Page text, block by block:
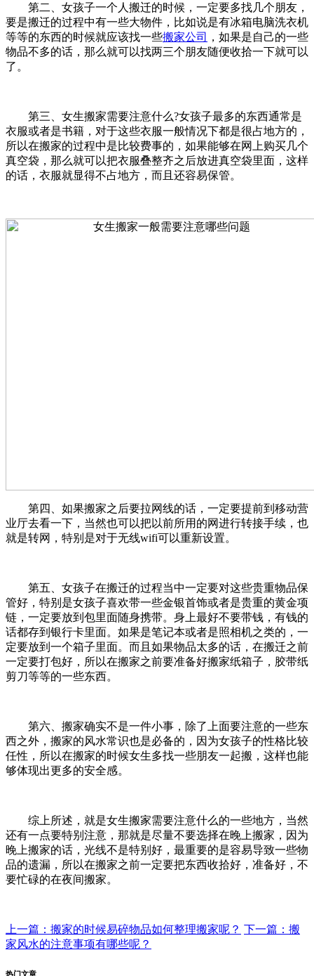
第二、女孩子一个人搬迁的时候，一定要多找几个朋友，
要是搬迁的过程中有一些大物件，比如说是有冰箱电脑洗衣机
等等的东西的时候就应该找一些搬家公司
，如果是自己的一些
物品不多的话，那么就可以找两三个朋友随便收拾一下就可以
了。
第三、女生搬家需要注意什么?女孩子最多的东西通常是
衣服或者是书籍，对于这些衣服一般情况下都是很占地方的，
所以在搬家的过程中是比较费事的，如果能够在网上购买几个
真空袋，那么就可以把衣服叠整齐之后放进真空袋里面，这样
的话，衣服就显得不占地方，而且还容易保管。
第四、如果搬家之后要拉网线的话，一定要提前到移动营
业厅去看一下，当然也可以把以前所用的网进行转接手续，也
就是转网，特别是对于无线wifi可以重新设置。
第五、女孩子在搬迁的过程当中一定要对这些贵重物品保
管好，特别是女孩子喜欢带一些金银首饰或者是贵重的黄金项
链，一定要放到包里面随身携带。身上最好不要带钱，有钱的
话都存到银行卡里面。如果是笔记本或者是照相机之类的，一
定要放到一个箱子里面。而且如果物品太多的话，在搬迁之前
一定要打包好，所以在搬家之前要准备好搬家纸箱子，胶带纸
剪刀等等的一些东西。
第六、搬家确实不是一件小事，除了上面要注意的一些东
西之外，搬家的风水常识也是必备的，因为女孩子的性格比较
任性，所以在搬家的时候女生多找一些朋友一起搬，这样也能
够体现出更多的安全感。
综上所述，就是女生搬家需要注意什么的一些地方，当然
还有一点要特别注意，那就是尽量不要选择在晚上搬家，因为
晚上搬家的话，光线不是特别好，最重要的是容易导致一些物
品的遗漏，所以在搬家之前一定要把东西收拾好，准备好，不
要忙碌的在夜间搬家。
上一篇：搬家的时候易碎物品如何整理搬家呢？ 下一篇：搬
家风水的注意事项有哪些呢？
热门文章